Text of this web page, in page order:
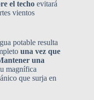
el techo evitará
vientos
potable resulta
una vez que
una
magnífica
que surja en